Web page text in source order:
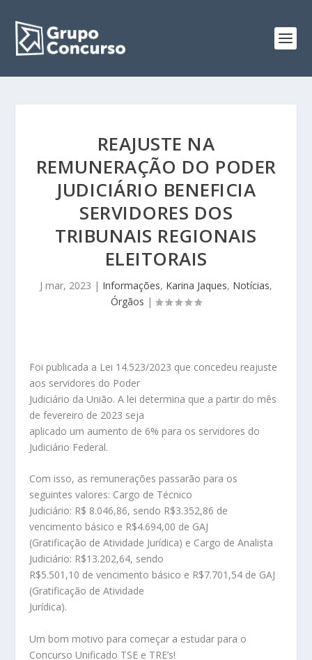
REAJUSTE NA
REMUNERAÇÃO DO PODER
JUDICIÁRIO BENEFICIA
SERVIDORES DOS
TRIBUNAIS REGIONAIS
ELEITORAIS
J mar, 2023 | Informações, Karina Jaques, Notícias,
Órgãos |
Foi publicada a Lei 14.523/2023 que concedeu reajuste
aos servidores do Poder
Judiciário da União. A lei determina que a partir do mês
de fevereiro de 2023 seja
aplicado um aumento de 6% para os servidores do
Judiciário Federal.
Com isso, as remunerações passarão para os
seguintes valores: Cargo de Técnico
Judiciário: R$ 8.046,86, sendo R$3.352,86 de
vencimento básico e R$4.694,00 de GAJ
(Gratificação de Atividade Jurídica) e Cargo de Analista
Judiciário: R$13.202,64, sendo
R$5.501,10 de vencimento básico e R$7.701,54 de GAJ
(Gratificação de Atividade
Jurídica).
Um bom motivo para começar a estudar para o
Concurso Unificado TSE e TRE’s!